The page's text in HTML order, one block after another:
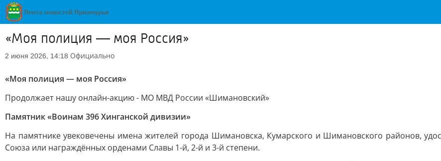
«Моя полиция — моя Россия»
2 июня 2026, 14:18 Официально
«Моя полиция — моя Россия»
Продолжает нашу онлайн-акцию - МО МВД России «Шимановский»
Памятник «Воинам 396 Хинганской дивизии»
На памятнике увековечены имена жителей города Шимановска, Кумарского и Шимановского районов,
Союза или награждённых орденами Славы 1-й, 2-й и 3-й степени.